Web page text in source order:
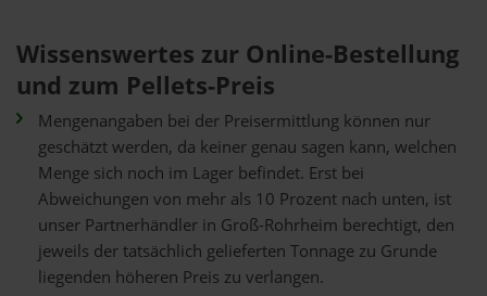
Wissenswertes zur Online-Bestellung
und zum Pellets-Preis
Mengenangaben bei der Preisermittlung können nur
geschätzt werden, da keiner genau sagen kann, welchen
Menge sich noch im Lager befindet. Erst bei
Abweichungen von mehr als 10 Prozent nach unten, ist
unser Partnerhändler in Groß-Rohrheim berechtigt, den
jeweils der tatsächlich gelieferten Tonnage zu Grunde
liegenden höheren Preis zu verlangen.